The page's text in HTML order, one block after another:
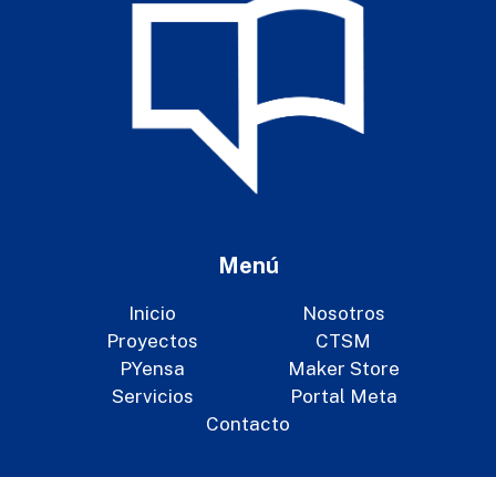
Menú
Inicio
Nosotros
Proyectos
CTSM
PYensa
Maker Store
Servicios
Portal Meta
Contacto